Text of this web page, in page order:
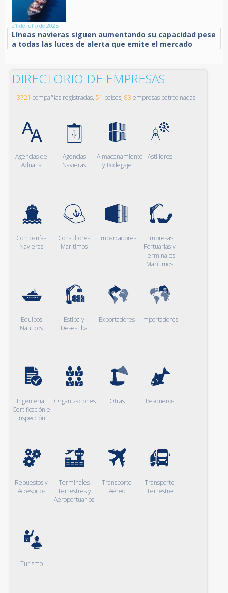
21 de Julio de 2025
Líneas navieras siguen aumentando su capacidad pese
a todas las luces de alerta que emite el mercado
DIRECTORIO DE EMPRESAS
3721 compañías registradas, 51 países, 83 empresas patrocinadas
Agencias de
Aduana
Agencias
Navieras
Almacenamiento
y Bodegaje
Astilleros
Compañías
Navieras
Consultores
Marítimos
Embarcadores
Empresas
Portuarias y
Terminales
Marítimos
Equipos
Naúticos
Estiba y
Desestiba
Exportadores Importadores
Ingeniería,
Certificación e
Inspección
Organizaciones Otras Pesqueros
Repuestos y
Accesorios
Terminales
Terrestres y
Aeroportuarios
Transporte
Aéreo
Transporte
Terrestre
Turismo